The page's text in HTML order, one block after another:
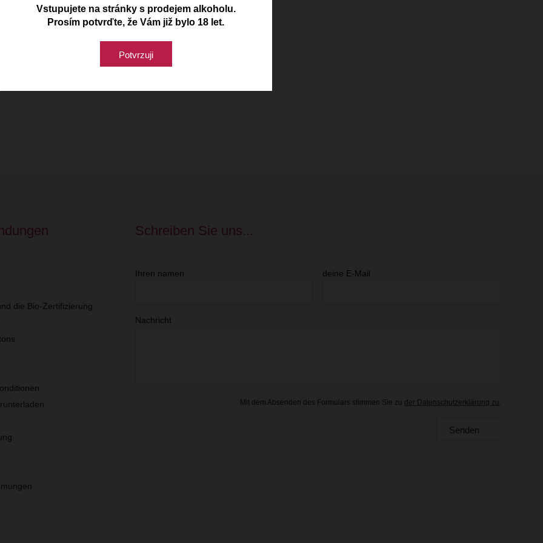
Naše vinařství
die Bio-Zertifizierung
Schreiben Sie uns...
Ihren namen deine E-Mail
Nachricht
Mit dem Absenden des Formulars stimmen Sie zu der Datenschutzerklärung zu
Senden
Vstupujete na stránky s prodejem alkoholu.
Prosím potvrďte, že Vám již bylo 18 let.
Potvrzuji